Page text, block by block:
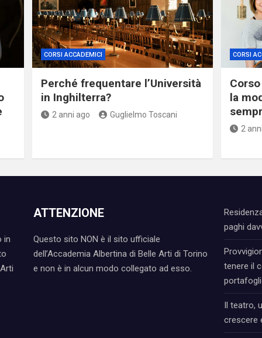
CORSI ACCADEMICI
Perché frequentare l’Università
in Inghilterra?
2 anni ago Guglielmo Toscani
CORSI
la
2
in
ATTENZIONE
Questo sito NON è il sito ufficiale
dell’Accademia Albertina di Belle Arti di Torino
e non è in alcun modo collegato ad esso.
paghi
tenere il
Il teatro,
crescere